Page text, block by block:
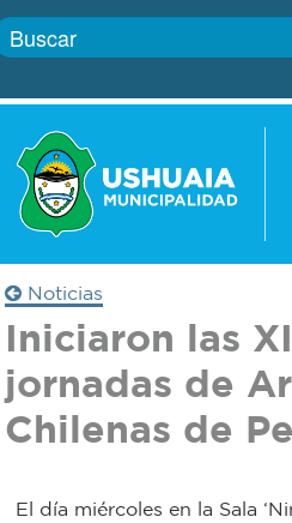
Boletín
Defensa
civil
Zoonosis
Gobierno
Trámites
Transparencia
Noticias
Iniciaron las
jornadas de
Chilenas de
El día miércoles en la Sala